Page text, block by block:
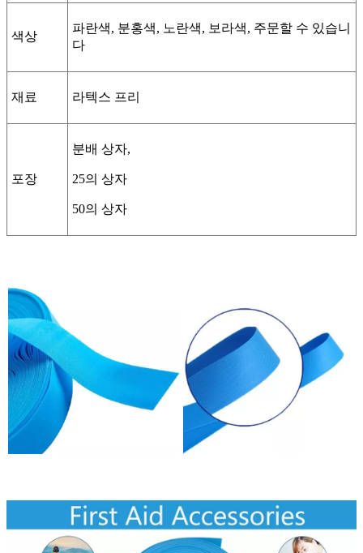
색상
파란색, 분홍색, 노란색, 보라색, 주문할 수 있습니
다
재료 라텍스 프리
포장
분배 상자,
25의 상자
50의 상자